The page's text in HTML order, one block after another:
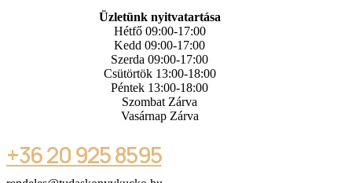
Üzletünk nyitvatartása
Hétfő 09:00-17:00
Kedd 09:00-17:00
Szerda 09:00-17:00
Csütörtök 13:00-18:00
Péntek 13:00-18:00
Szombat Zárva
Vasárnap Zárva
+36 20 925 8595